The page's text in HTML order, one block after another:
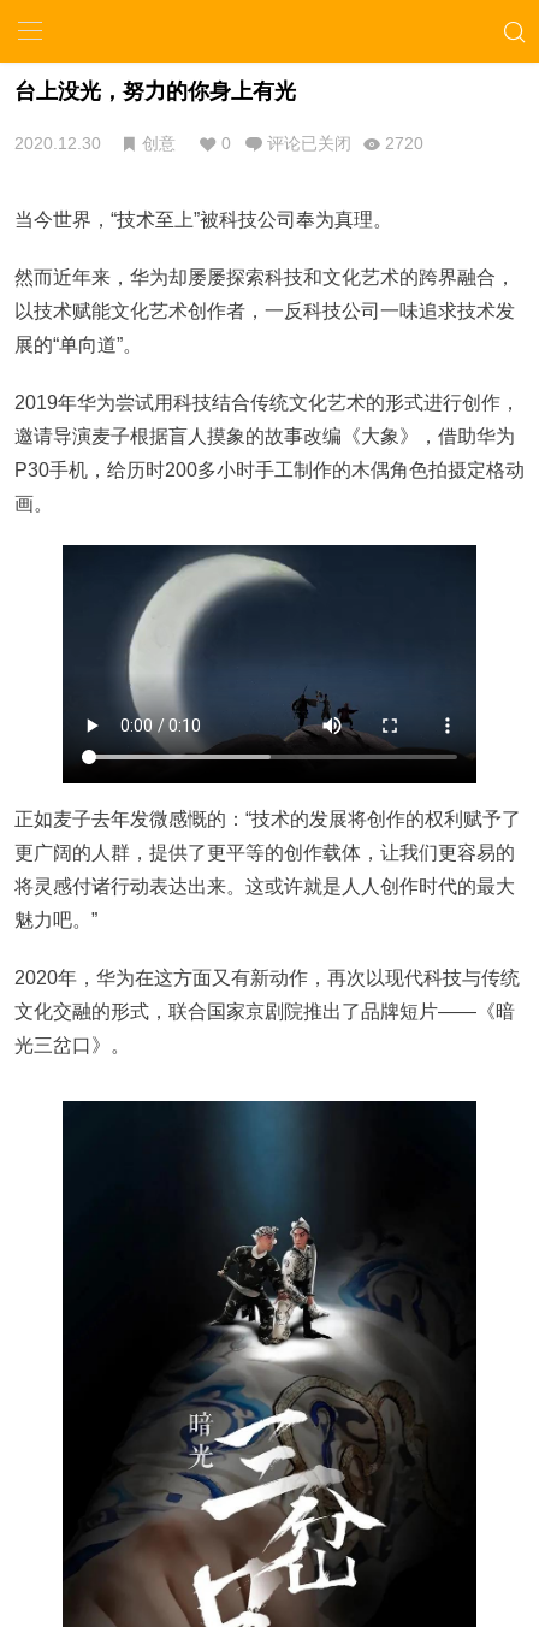
台上没光，努力的你身上有光 ​
2020.12.30 创意 0 评论已关闭 2720
当今世界，“技术至上”被科技公司奉为真理。
然而近年来，华为却屡屡探索科技和文化艺术的跨界融合，
以技术赋能文化艺术创作者，一反科技公司一味追求技术发
展的“单向道”。
2019年华为尝试用科技结合传统文化艺术的形式进行创作，
邀请导演麦子根据盲人摸象的故事改编《大象》，借助华为
P30手机，给历时200多小时手工制作的木偶角色拍摄定格动
画。
正如麦子去年发微感慨的：“技术的发展将创作的权利赋予了
更广阔的人群，提供了更平等的创作载体，让我们更容易的
将灵感付诸行动表达出来。这或许就是人人创作时代的最大
魅力吧。”
2020年，华为在这方面又有新动作，再次以现代科技与传统
文化交融的形式，联合国家京剧院推出了品牌短片——《暗
光三岔口》。